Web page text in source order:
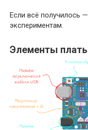
Если всё получилось
экспериментам.
Элементы